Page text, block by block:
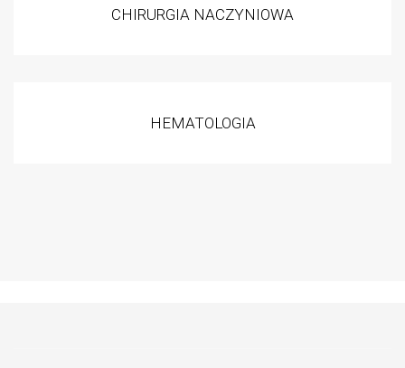
CHIRURGIA NACZYNIOWA
HEMATOLOGIA